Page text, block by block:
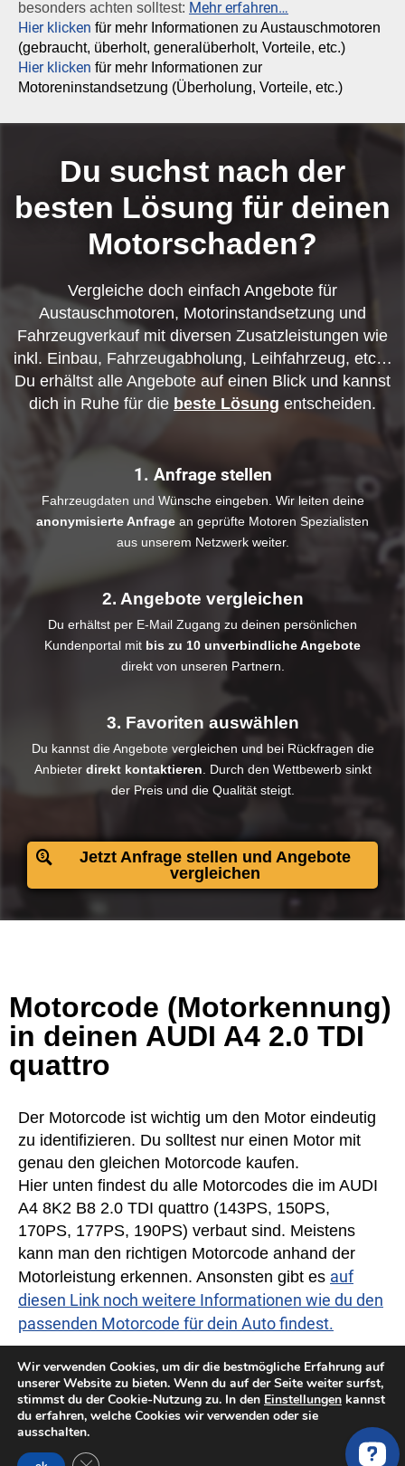
besonders achten solltest: Mehr erfahren…
Hier klicken für mehr Informationen zu Austauschmotoren
(gebraucht, überholt, generalüberholt, Vorteile, etc.)
Hier klicken für mehr Informationen zur
Motoreninstandsetzung (Überholung, Vorteile, etc.)
Du suchst nach der
besten Lösung für deinen
Motorschaden?
Vergleiche doch einfach Angebote für
Austauschmotoren, Motorinstandsetzung und
Fahrzeugverkauf mit diversen Zusatzleistungen wie
inkl. Einbau, Fahrzeugabholung, Leihfahrzeug, etc…
Du erhältst alle Angebote auf einen Blick und kannst
dich in Ruhe für die beste Lösung entscheiden.
1. Anfrage stellen
Fahrzeugdaten und Wünsche eingeben. Wir leiten deine
anonymisierte Anfrage an geprüfte Motoren Spezialisten
aus unserem Netzwerk weiter.
2. Angebote vergleichen
Du erhältst per E-Mail Zugang zu deinen persönlichen
Kundenportal mit bis zu 10 unverbindliche Angebote
direkt von unseren Partnern.
3. Favoriten auswählen
Du kannst die Angebote vergleichen und bei Rückfragen die
Anbieter direkt kontaktieren . Durch den Wettbewerb sinkt
der Preis und die Qualität steigt.​
Jetzt Anfrage stellen und Angebote
vergleichen
Motorcode (Motorkennung)
in deinen AUDI A4 2.0 TDI
quattro
Der Motorcode ist wichtig um den Motor eindeutig
zu identifizieren. Du solltest nur einen Motor mit
genau den gleichen Motorcode kaufen.
Hier unten findest du alle Motorcodes die im AUDI
A4 8K2 B8 2.0 TDI quattro (143PS, 150PS,
170PS, 177PS, 190PS) verbaut sind. Meistens
kann man den richtigen Motorcode anhand der
Motorleistung erkennen. Ansonsten gibt es auf
diesen Link noch weitere Informationen wie du den
passenden Motorcode für dein Auto findest.
Wir verwenden Cookies, um dir die bestmögliche Erfahrung auf
unserer Website zu bieten. Wenn du auf der Seite weiter surfst,
stimmst du der Cookie-Nutzung zu. In den Einstellungen kannst
du erfahren, welche Cookies wir verwenden oder sie
ausschalten.
GDPR Cookie-Banner schließen